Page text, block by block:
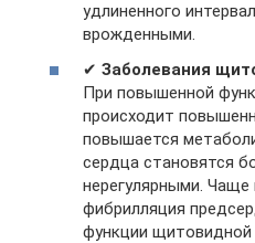
удлиненного
врожденными.
✔ Заболевания
При повышенной
происходит
повышается
сердца становятся
нерегулярными. Чаще
фибрилляция
функции